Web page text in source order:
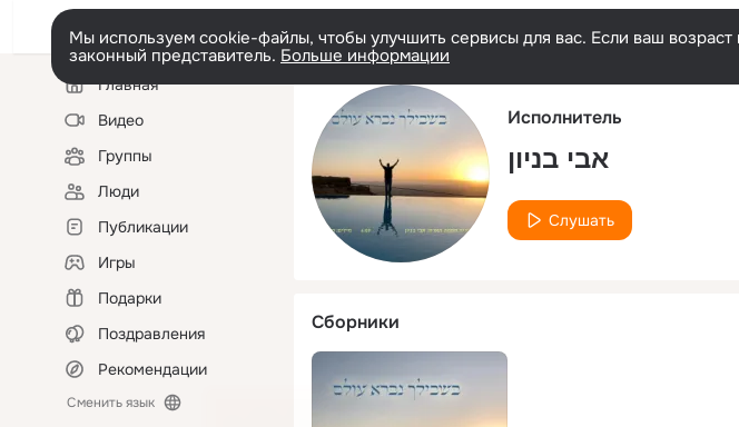
Мы используем cookie-файлы, чтобы улучшить сервисы для вас. Если ваш
законный представитель. Больше информации
Левая
колонкаГлавная
Видео
Группы
Люди
Публикации
Игры
Подарки
Поздравления
Рекомендации
Сменить язык
Исполнитель
אבי בניון
Слушать
Сборники